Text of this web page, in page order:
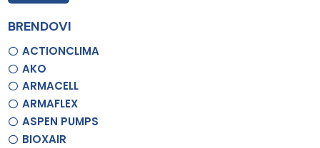
BRENDOVI
ACTIONCLIMA
AKO
ARMACELL
ARMAFLEX
ASPEN PUMPS
BIOXAIR